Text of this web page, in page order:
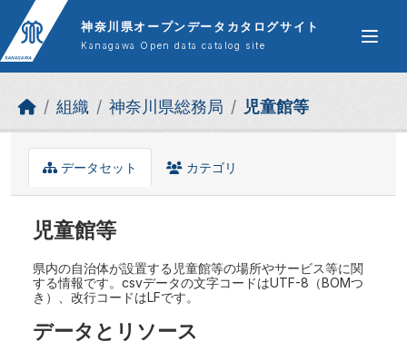
Skip to main content
神奈川県オープンデータカタログサイト
Kanagawa Open data catalog site
組織 神奈川県総務局 児童館等
データセット カテゴリ
児童館等
県内の自治体が設置する児童館等の場所やサービス等に関
する情報です。csvデータの文字コードはUTF-8（BOMつ
き）、改行コードはLFです。
データとリソース